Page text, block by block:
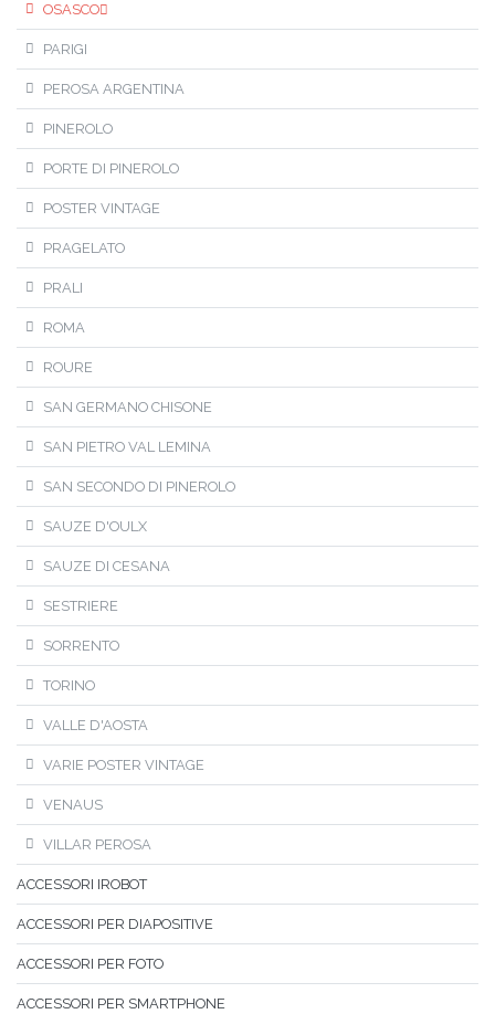
OSASCO
PARIGI
PEROSA ARGENTINA
PINEROLO
PORTE DI PINEROLO
POSTER VINTAGE
PRAGELATO
PRALI
ROMA
ROURE
SAN GERMANO CHISONE
SAN PIETRO VAL LEMINA
SAN SECONDO DI PINEROLO
SAUZE D'OULX
SAUZE DI CESANA
SESTRIERE
SORRENTO
TORINO
VALLE D'AOSTA
VARIE POSTER VINTAGE
VENAUS
VILLAR PEROSA
ACCESSORI IROBOT
ACCESSORI PER DIAPOSITIVE
ACCESSORI PER FOTO
ACCESSORI PER SMARTPHONE